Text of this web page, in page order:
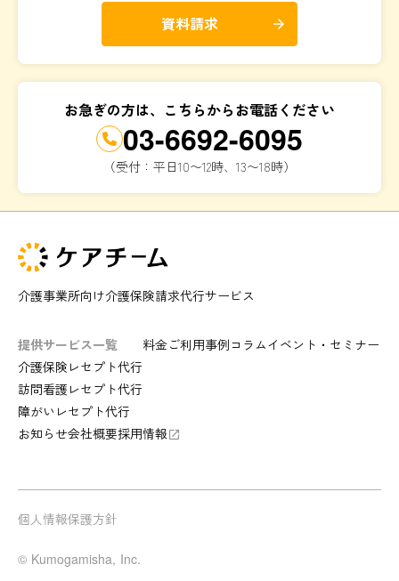
資料請求 arrow_forward
お急ぎの方は、こちらからお電話ください
03-6692-6095
（受付：平日10〜12時、13〜18時）
介護事業所向け介護保険請求代行サービス
提供サービス一覧
介護保険レセプト代行
訪問看護レセプト代行
障がいレセプト代行
料金ご利用事例コラムイベント・セミナー
お知らせ会社概要採用情報 launch
個人情報保護方針
© Kumogamisha, Inc.